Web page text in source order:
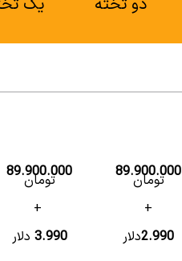
89.900.000
تومان
+
2.990دلار
89.900.000
تومان
+
3.990 دلار